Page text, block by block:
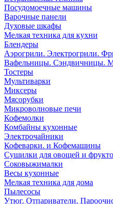
Посудомоечные машины
Варочные панели
Духовые шкафы
Мелкая техника для кухни
Блендеры
Аэрогрили. Электрогрили.
Вафельницы. Сэндвичницы.
Тостеры
Мультиварки
Миксеры
Мясорубки
Микроволновые печи
Кофемолки
Комбайны кухонные
Электрочайники
Кофеварки. и Кофемашины
Сушилки для овощей и
Соковыжималки
Весы кухонные
Мелкая техника для дома
Пылесосы
Утюг. Отпариватели.